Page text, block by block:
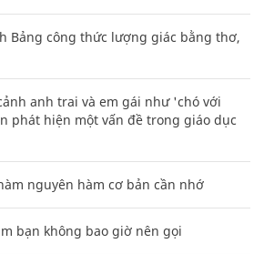
Bảng công thức lượng giác bằng thơ,
anh trai và em gái như 'chó với
phát hiện một vấn đề trong giáo dục
nguyên hàm cơ bản cần nhớ
bạn không bao giờ nên gọi